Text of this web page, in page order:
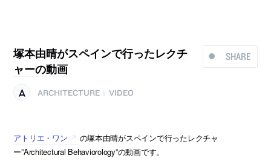
SHARE
塚本由晴がスペインで行ったレクチ
ャーの動画
ARCHITECTURE VIDEO
アトリエ・ワン
の塚本由晴がスペインで行ったレクチャ
ー”Architectural Behaviorology”の動画です。